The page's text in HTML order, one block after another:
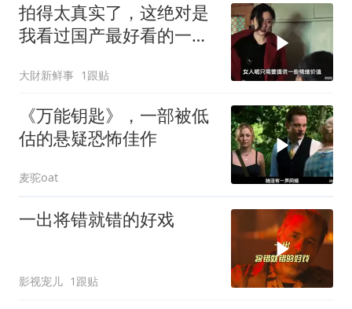
拍得太真实了，这绝对是
我看过国产最好看的一部
大財新鲜事 1跟贴
《万能钥匙》，一部被低
估的悬疑恐怖佳作
麦驼oat
一出将错就错的好戏
影视宠儿 1跟贴